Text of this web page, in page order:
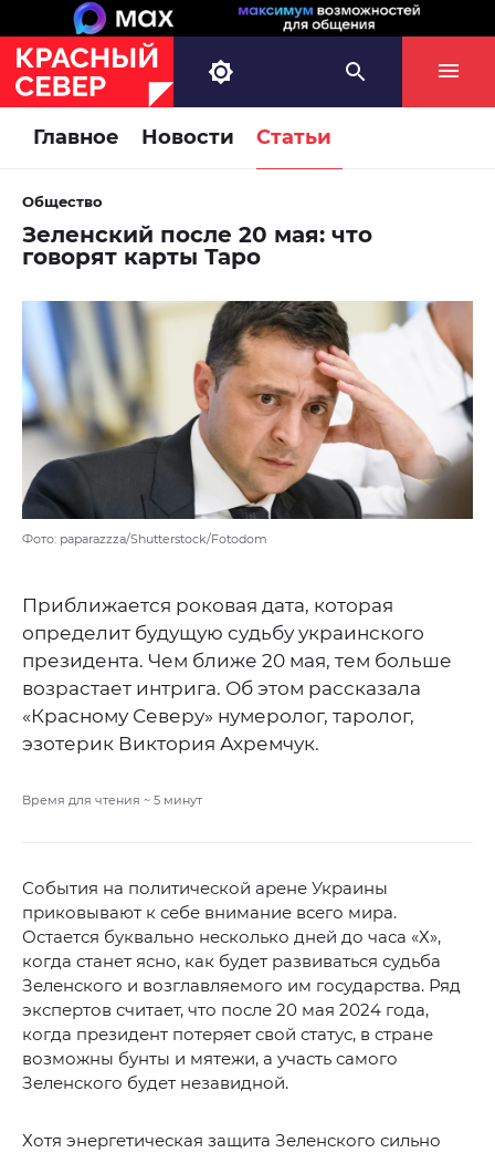
Главное Новости Статьи
Общество
Зеленский после 20 мая: что
говорят карты Таро
Фото: paparazzza/Shutterstock/Fotodom
Приближается роковая дата, которая
определит будущую судьбу украинского
президента. Чем ближе 20 мая, тем больше
возрастает интрига. Об этом рассказала
«Красному Северу» нумеролог, таролог,
эзотерик Виктория Ахремчук.
Время для чтения ~ 5 минут
События на политической арене Украины
приковывают к себе внимание всего мира.
Остается буквально несколько дней до часа «Х»,
когда станет ясно, как будет развиваться судьба
Зеленского и возглавляемого им государства. Ряд
экспертов считает, что после 20 мая 2024 года,
когда президент потеряет свой статус, в стране
возможны бунты и мятежи, а участь самого
Зеленского будет незавидной.
Хотя энергетическая защита Зеленского сильно